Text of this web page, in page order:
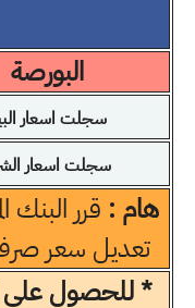
البورصة
سجلت اسعار
سجلت اسعار
هام : قرر البنك
تعديل سعر صرف
* للحصول على